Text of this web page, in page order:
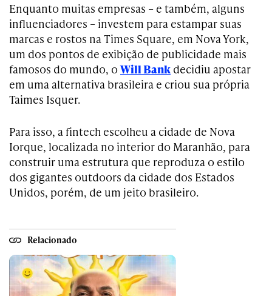
Enquanto muitas empresas – e também, alguns
influenciadores – investem para estampar suas
marcas e rostos na Times Square, em Nova York,
um dos pontos de exibição de publicidade mais
famosos do mundo, oWill Bank decidiu apostar
em uma alternativa brasileira e criou sua própria
Taimes Isquer.
Para isso, a fintech escolheu a cidade de Nova
Iorque, localizada no interior do Maranhão, para
construir uma estrutura que reproduza o estilo
dos gigantes outdoors da cidade dos Estados
Unidos, porém, de um jeito brasileiro.
Relacionado